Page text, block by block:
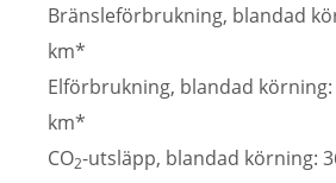
Bränsleförbrukning, blandad
km*
Elförbrukning, blandad körning:
km*
CO2-utsläpp, blandad körning: